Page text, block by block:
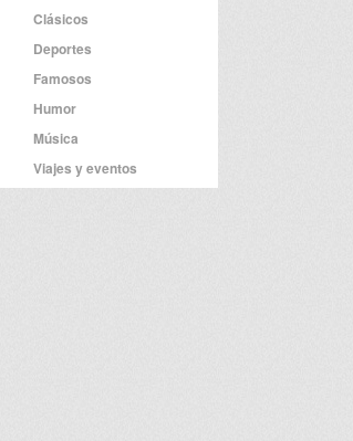
Clásicos
Deportes
Famosos
Humor
Música
Viajes y eventos